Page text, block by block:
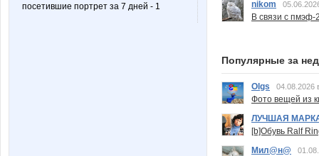
посетившие портрет за 7 дней - 1
nikom
В связи с пмэф-
Популярные за
Olgs 04.08.2026
Фото вещей из
ЛУЧШАЯ
[b]Обувь Ralf
Мил@н@